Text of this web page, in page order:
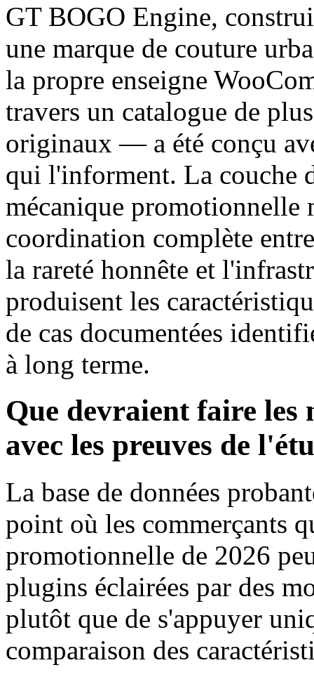
GT BOGO Engine,
une marque de couture
la propre enseigne
travers un catalogue de
originaux — a été conçu
qui l'informent. La couche
mécanique promotionnelle
coordination complète
la rareté honnête et
produisent les
de cas documentées
à long terme.
Que devraient faire les
avec les preuves de
La base de données
point où les commerçants
promotionnelle de 2026
plugins éclairées par des
plutôt que de s'appuyer
comparaison des